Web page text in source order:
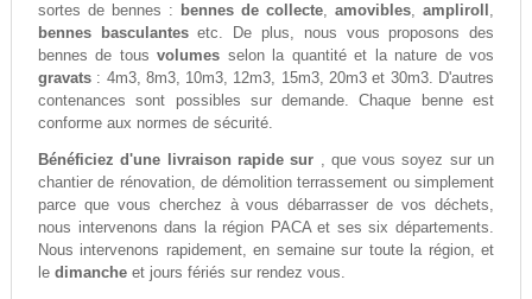
sortes de bennes : bennes de collecte, amovibles,ampliroll ,
bennes basculantesetc. De plus, nous vous proposons des
bennes de tousvolumes selon la quantité et la nature de vos
gravats: 4m3, 8m3, 10m3, 12m3, 15m3, 20m3 et 30m3. D'autres
contenances sont possibles sur demande. Chaque benne est
conforme aux normes de sécurité.
Bénéficiez d'une livraison rapide sur , que vous soyez sur un
chantier de rénovation, de démolition terrassement ou simplement
parce que vous cherchez à vous débarrasser de vos déchets,
nous intervenons dans la région PACA et ses six départements.
Nous intervenons rapidement, en semaine sur toute la région, et
le dimancheet jours fériés sur rendez vous.